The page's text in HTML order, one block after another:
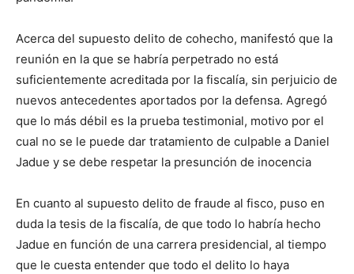
Acerca del supuesto delito de cohecho, manifestó que la
reunión en la que se habría perpetrado no está
suficientemente acreditada por la fiscalía, sin perjuicio de
nuevos antecedentes aportados por la defensa. Agregó
que lo más débil es la prueba testimonial, motivo por el
cual no se le puede dar tratamiento de culpable a Daniel
Jadue y se debe respetar la presunción de inocencia
En cuanto al supuesto delito de fraude al fisco, puso en
duda la tesis de la fiscalía, de que todo lo habría hecho
Jadue en función de una carrera presidencial, al tiempo
que le cuesta entender que todo el delito lo haya